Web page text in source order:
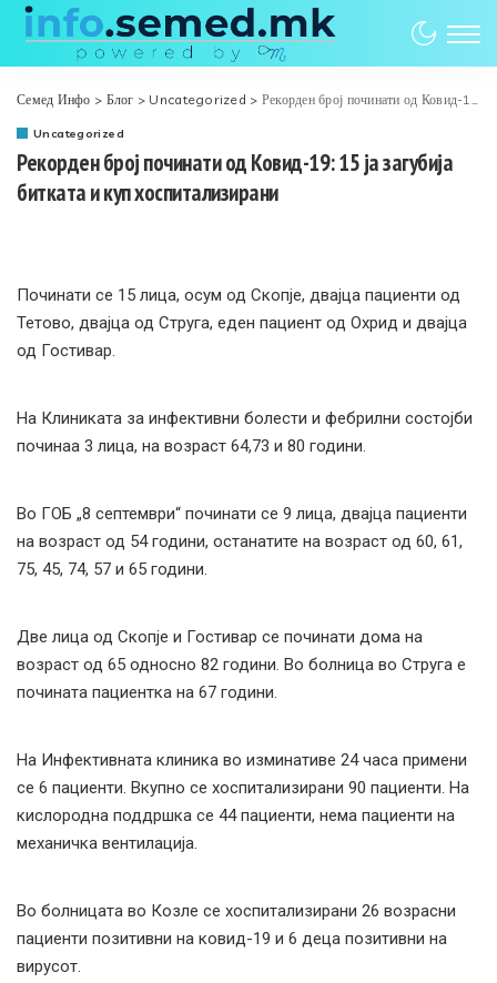
Семед Инфо > Блог > Uncategorized > Рекорден број починати од Ковид-19: 15 ја загубија битката и куп хоспитализирани
Uncategorized
Рекорден број починати од Ковид-19: 15 ја загубија
битката и куп хоспитализирани
Починати се 15 лица, осум од Скопје, двајца пациенти од
Тетово, двајца од Струга, еден пациент од Охрид и двајца
од Гостивар.
На Клиниката за инфективни болести и фебрилни состојби
починаа 3 лица, на возраст 64,73 и 80 години.
Во ГОБ „8 септември“ починати се 9 лица, двајца пациенти
на возраст од 54 години, останатите на возраст од 60, 61,
75, 45, 74, 57 и 65 години.
Две лица од Скопје и Гостивар се починати дома на
возраст од 65 односно 82 години. Во болница во Струга е
почината пациентка на 67 години.
На Инфективната клиника во изминативе 24 часа примени
се 6 пациенти. Вкупно се хоспитализирани 90 пациенти. На
кислородна поддршка се 44 пациенти, нема пациенти на
механичка вентилација.
Во болницата во Козле се хоспитализирани 26 возрасни
пациенти позитивни на ковид-19 и 6 деца позитивни на
вирусот.